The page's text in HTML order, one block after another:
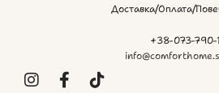
Доставка/Оплата/
+38-073-790-